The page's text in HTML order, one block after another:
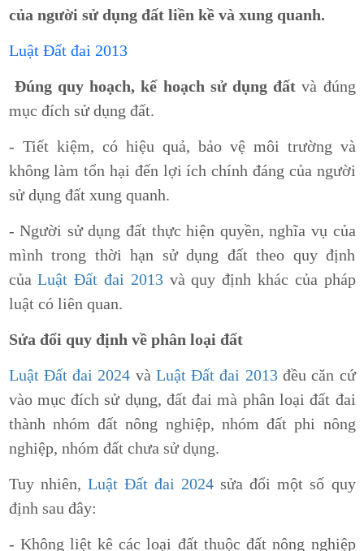
của người sử dụng đất liền kề và xung quanh.
Luật Đất đai 2013
Đúng quy hoạch, kế hoạch sử dụng đất và đúng
mục đích sử dụng đất.
- Tiết kiệm, có hiệu quả, bảo vệ môi trường và
không làm tổn hại đến lợi ích chính đáng của người
sử dụng đất xung quanh.
- Người sử dụng đất thực hiện quyền, nghĩa vụ của
mình trong thời hạn sử dụng đất theo quy định
củaLuật Đất đai 2013và quy định khác của pháp
luật có liên quan.
Sửa đổi quy định về phân loại đất
Luật Đất đai 2024 và Luật Đất đai 2013đều căn cứ
vào mục đích sử dụng, đất đai mà phân loại đất đai
thành nhóm đất nông nghiệp, nhóm đất phi nông
nghiệp, nhóm đất chưa sử dụng.
Tuy nhiên, Luật Đất đai 2024 sửa đổi một số quy
định sau đây:
- Không liệt kê các loại đất thuộc đất nông nghiệp